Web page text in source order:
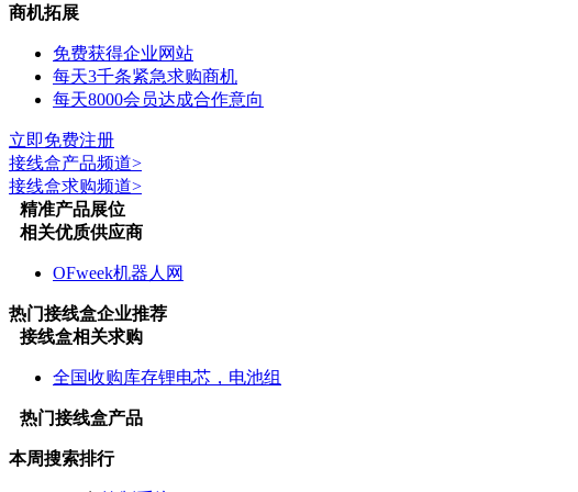
商机拓展
免费获得企业网站
每天3千条紧急求购商机
每天8000会员达成合作意向
立即免费注册
接线盒产品频道>
接线盒求购频道>
精准产品展位
相关优质供应商
OFweek机器人网
热门接线盒企业推荐
接线盒相关求购
全国收购库存锂电芯，电池组
热门接线盒产品
本周搜索排行